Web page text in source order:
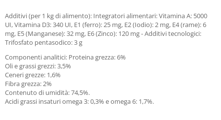
Additivi (per 1 kg di alimento): Integratori alimentari: Vitamina A: 5000
UI, Vitamina D3: 340 UI, E1 (ferro): 25 mg, E2 (Iodio): 2 mg, E4 (rame): 6
mg, E5 (Manganese): 32 mg, E6 (Zinco): 120 mg - Additivi tecnologici:
Trifosfato pentasodico: 3 g
Componenti analitici: Proteina grezza: 6%
Oli e grassi grezzi: 3,5%
Ceneri grezze: 1,6%
Fibra grezza: 2%
Contenuto di umidità: 74,5%.
Acidi grassi insaturi omega 3: 0,3% e omega 6: 1,7%.